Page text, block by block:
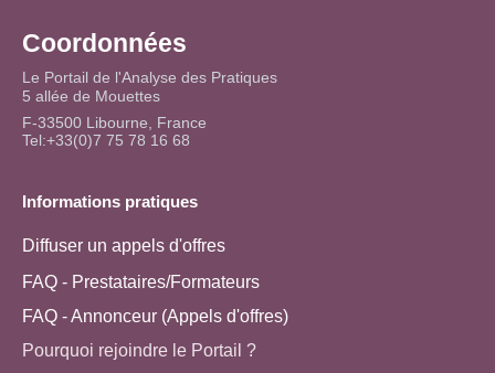
Coordonnées
Le Portail de l'Analyse des Pratiques
5 allée de Mouettes
F-33500 Libourne, France
Tel:+33(0)7 75 78 16 68
Informations pratiques
Diffuser un appels d'offres
FAQ - Prestataires/Formateurs
FAQ - Annonceur (Appels d'offres)
Pourquoi rejoindre le Portail ?